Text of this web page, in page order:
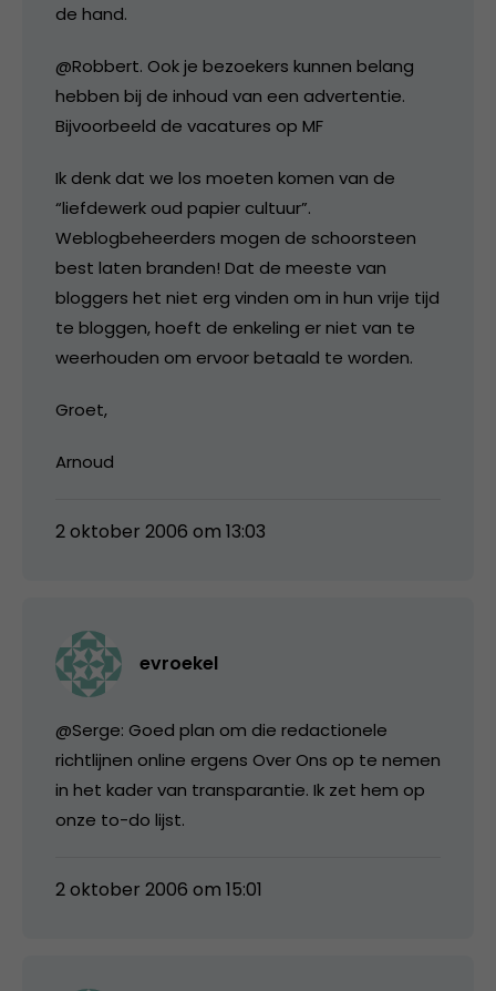
de hand.
@Robbert. Ook je bezoekers kunnen belang
hebben bij de inhoud van een advertentie.
Bijvoorbeeld de vacatures op MF
Ik denk dat we los moeten komen van de
“liefdewerk oud papier cultuur”.
Weblogbeheerders mogen de schoorsteen
best laten branden! Dat de meeste van
bloggers het niet erg vinden om in hun vrije tijd
te bloggen, hoeft de enkeling er niet van te
weerhouden om ervoor betaald te worden.
Groet,
Arnoud
2 oktober 2006 om 13:03
evroekel
@Serge: Goed plan om die redactionele
richtlijnen online ergens Over Ons op te nemen
in het kader van transparantie. Ik zet hem op
onze to-do lijst.
2 oktober 2006 om 15:01